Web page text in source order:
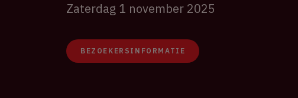
Zaterdag 1 november 2025
BEZOEKERSINFORMATIE